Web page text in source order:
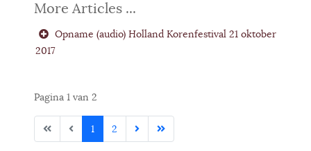
Opname (audio) Holland Korenfestival 21 oktober
2017
Pagina 1 van 2
1 2